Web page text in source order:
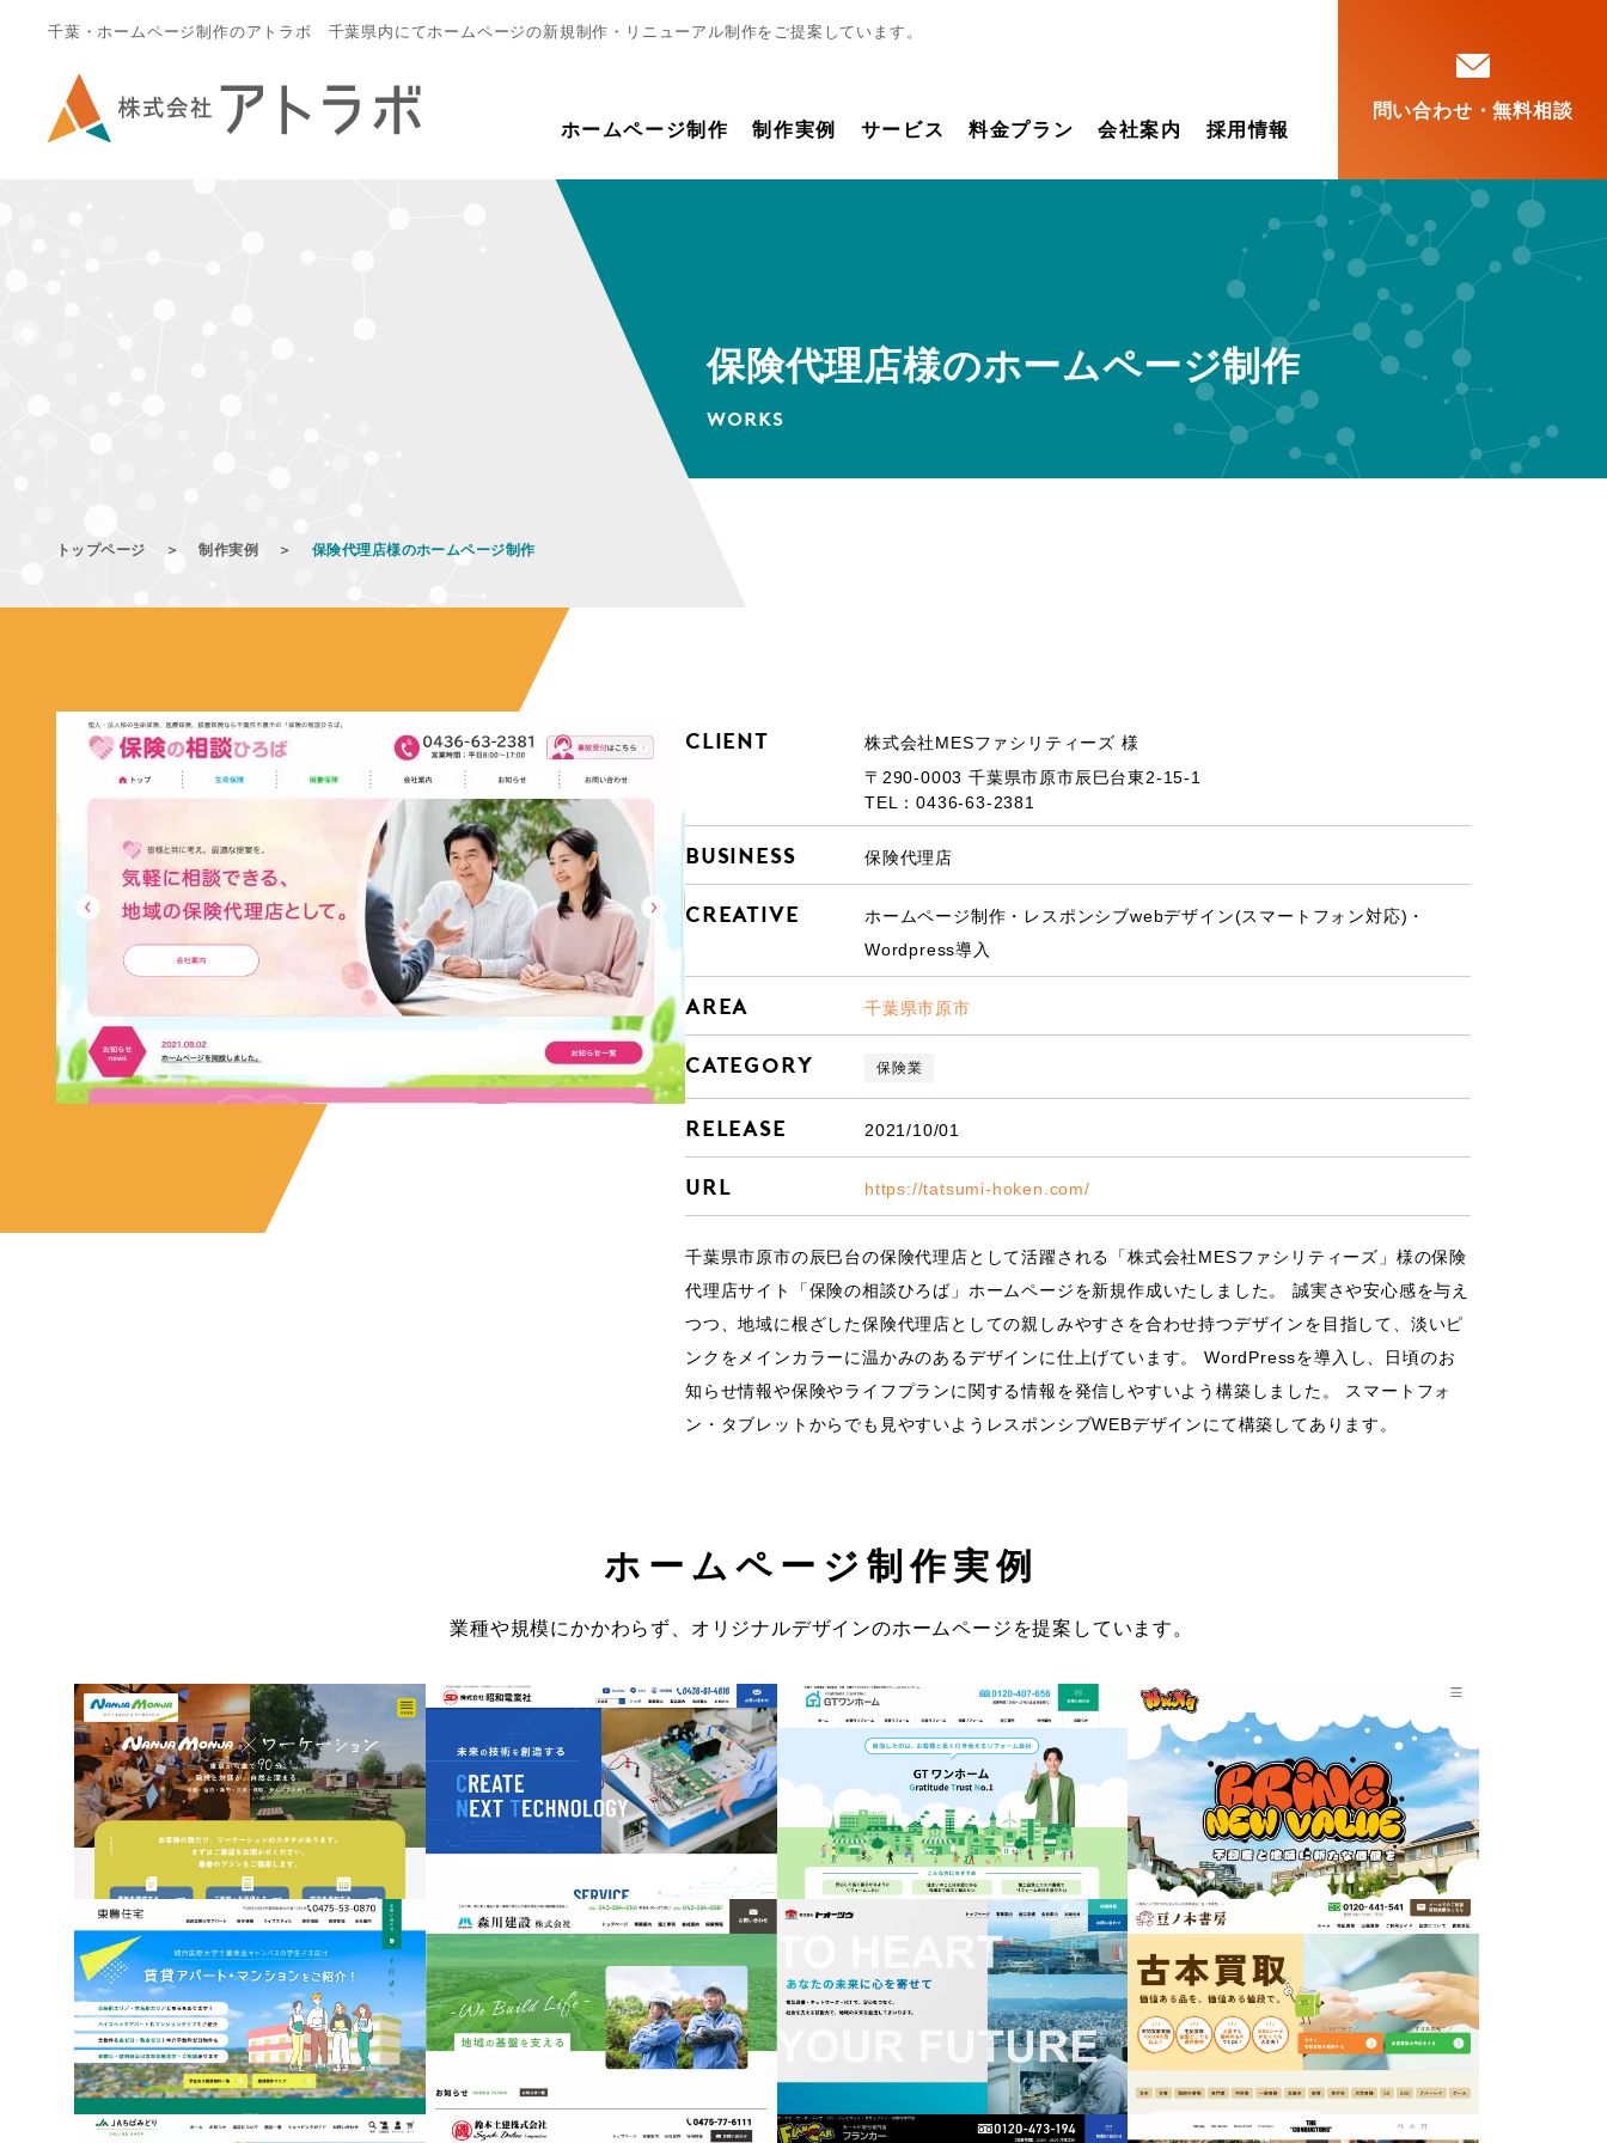
千葉・ホームページ制作のアトラボ 千葉県内にてホームページの新規制作・リニューアル制作をご提案しています。
ホームページ制作 制作実例 サービス 料金プラン 会社案内 採用情報
問い合わせ・無料相談
保険代理店様のホームページ制作
WORKS
トップページ ＞制作実例 ＞ 保険代理店様のホームページ制作
Client
株式会社MESファシリティーズ 様
〒290-0003 千葉県市原市辰巳台東2-15-1
TEL：0436-63-2381
Business 保険代理店
Creative
ホームページ制作・レスポンシブwebデザイン(スマートフォン対応)・
Wordpress導入
Area 千葉県市原市
Category 保険業
Release 2021/10/01
URL https://tatsumi-hoken.com/
千葉県市原市の辰巳台の保険代理店として活躍される「株式会社MESファシリティーズ」様の保険
代理店サイト「保険の相談ひろば」ホームページを新規作成いたしました。 誠実さや安心感を与え
つつ、地域に根ざした保険代理店としての親しみやすさを合わせ持つデザインを目指して、淡いピ
ンクをメインカラーに温かみのあるデザインに仕上げています。 WordPressを導入し、日頃のお
知らせ情報や保険やライフプランに関する情報を発信しやすいよう構築しました。 スマートフォ
ン・タブレットからでも見やすいようレスポンシブWEBデザインにて構築してあります。
ホームページ制作実例
業種や規模にかかわらず、オリジナルデザインのホームページを提案しています。
千葉県市原市
千葉県千葉市中央区
有限会社東豊住宅
2025/12/22
千葉県東金市
森川建設株式会社
2025/11/17
千葉県千葉市緑区
株式会社トオーツウ
2025/10/27
長崎県
豆ノ木書房
2025/09/26
千葉県八千代市
ちばみどり農業協同組合
2025/09/09
千葉県匝瑳市
鈴木土建株式会社
2025/08/08
千葉県大網白里市
フランカー株式会社
2025/07/22
千葉県千葉市若葉区
THE CONDUCTORS
2025/05/28
神奈川県